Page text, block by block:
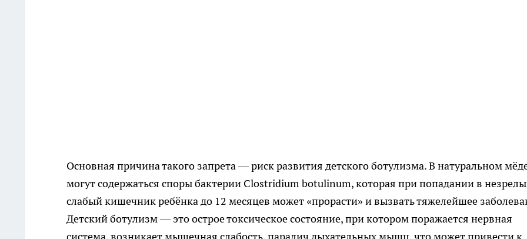
Основная причина такого запрета — риск развития детского ботулизма. В натуральном
могут содержаться споры бактерии Clostridium botulinum, которая при попадании в
слабый кишечник ребёнка до 12 месяцев может «прорасти» и вызвать тяжелейшее
Детский ботулизм — это острое токсическое состояние, при котором поражается нервная